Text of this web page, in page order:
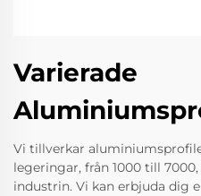
Varierade
Vi tillverkar
legeringar, från 1000 till
industrin. Vi kan erbjuda dig